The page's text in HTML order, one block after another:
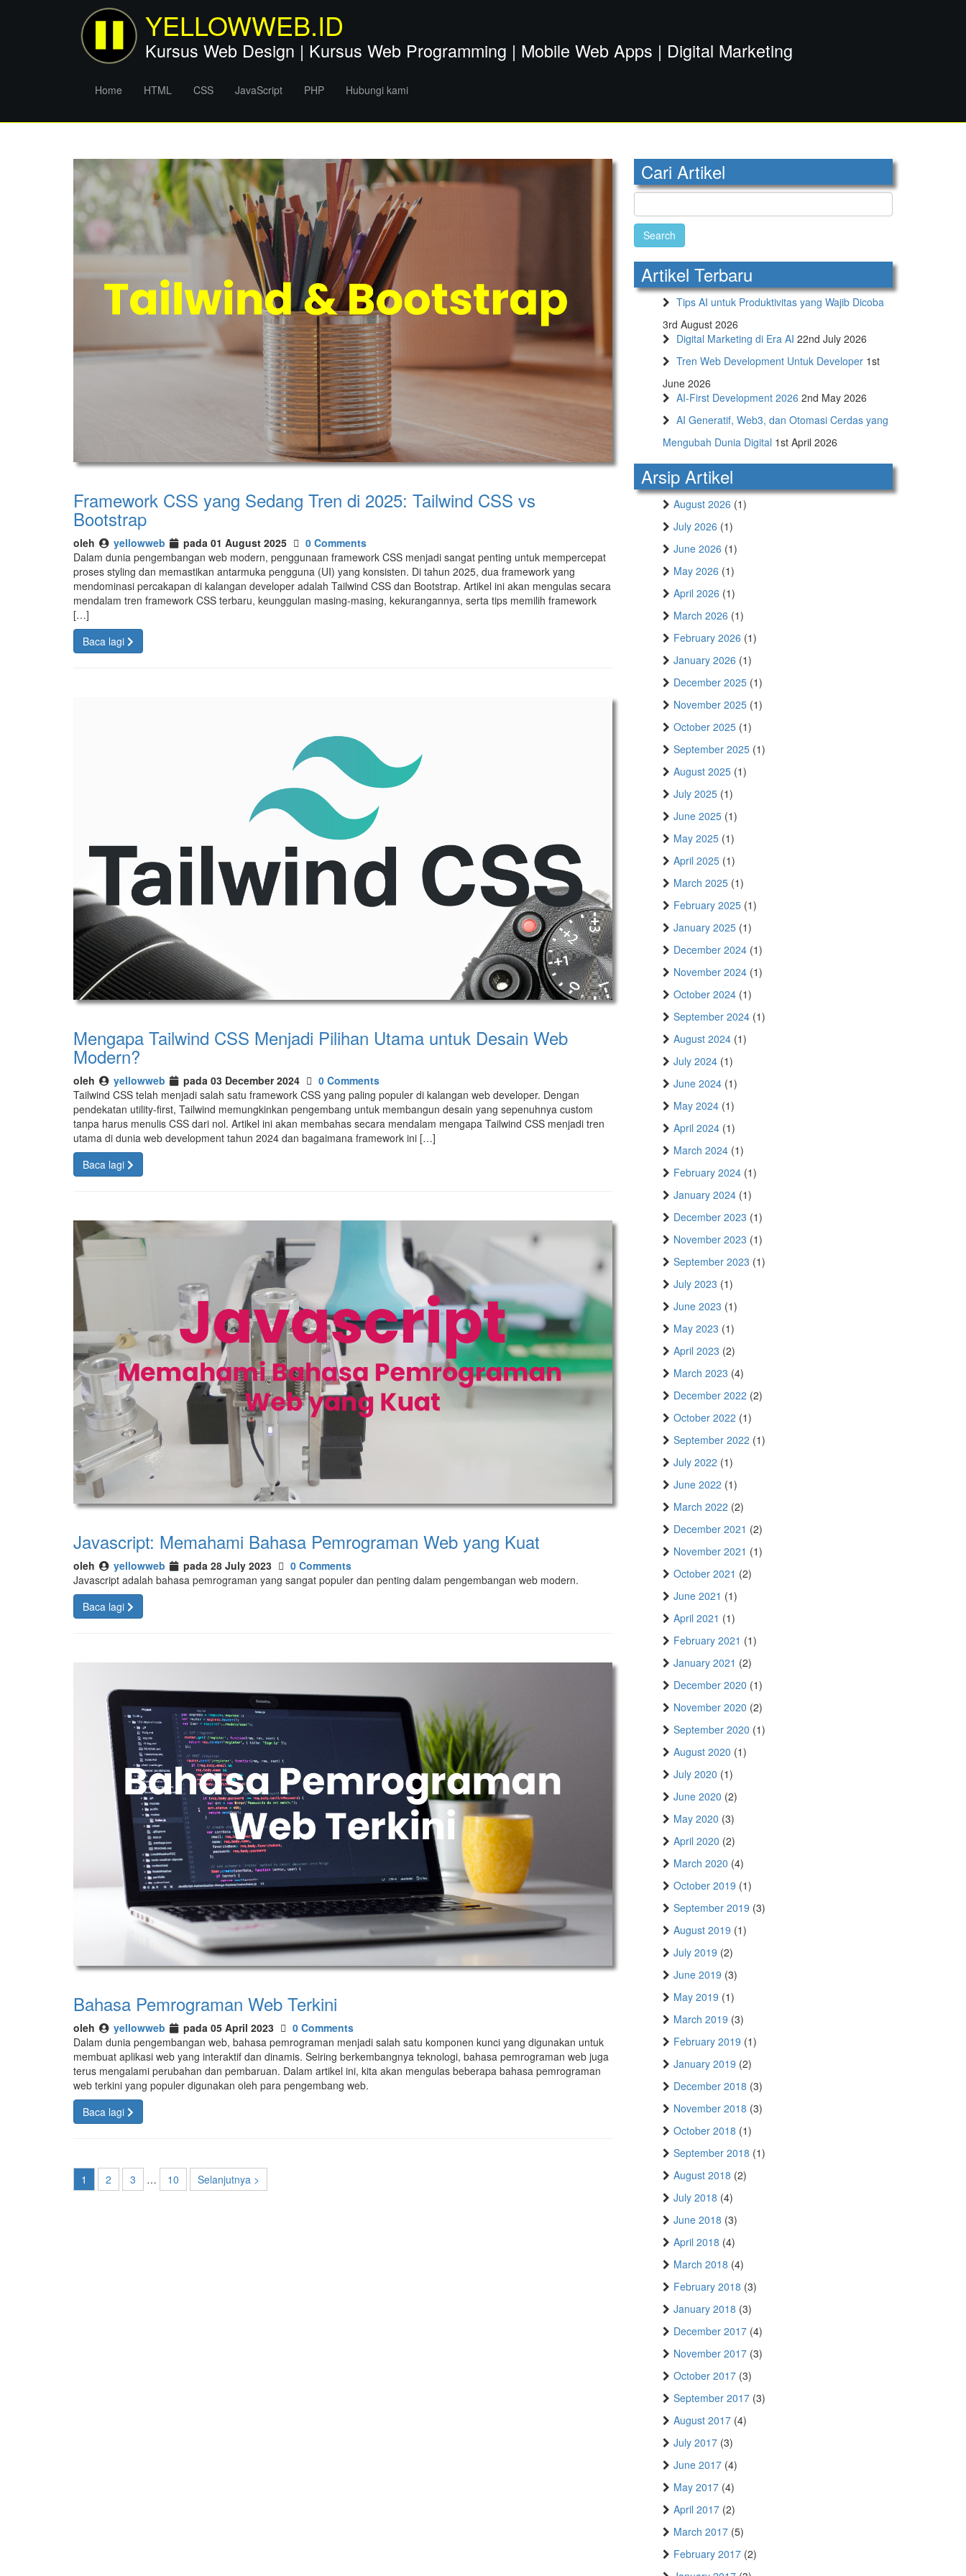
YELLOWWEB.ID
Kursus Web Design | Kursus Web Programming | Mobile Web Apps | Digital Marketing
Home HTML CSS JavaScript PHP Hubungi kami
Framework CSS yang Sedang Tren di 2025: Tailwind CSS vs
Bootstrap
oleh yellowweb pada 01 August 2025
0 Comments
Dalam dunia pengembangan web modern, penggunaan framework CSS menjadi sangat penting untuk mempercepat
proses styling dan memastikan antarmuka pengguna (UI) yang konsisten. Di tahun 2025, dua framework yang
mendominasi percakapan di kalangan developer adalah Tailwind CSS dan Bootstrap. Artikel ini akan mengulas secara
mendalam tren framework CSS terbaru, keunggulan masing-masing, kekurangannya, serta tips memilih framework
[…]
Baca lagi
Mengapa Tailwind CSS Menjadi Pilihan Utama untuk Desain Web
Modern?
oleh yellowweb pada 03 December 2024
0 Comments
Tailwind CSS telah menjadi salah satu framework CSS yang paling populer di kalangan web developer. Dengan
pendekatan utility-first, Tailwind memungkinkan pengembang untuk membangun desain yang sepenuhnya custom
tanpa harus menulis CSS dari nol. Artikel ini akan membahas secara mendalam mengapa Tailwind CSS menjadi tren
utama di dunia web development tahun 2024 dan bagaimana framework ini […]
Baca lagi
Javascript: Memahami Bahasa Pemrograman Web yang Kuat
oleh yellowweb pada 28 July 2023
0 Comments
Javascript adalah bahasa pemrograman yang sangat populer dan penting dalam pengembangan web modern.
Baca lagi
Bahasa Pemrograman Web Terkini
oleh yellowweb pada 05 April 2023
0 Comments
Dalam dunia pengembangan web, bahasa pemrograman menjadi salah satu komponen kunci yang digunakan untuk
membuat aplikasi web yang interaktif dan dinamis. Seiring berkembangnya teknologi, bahasa pemrograman web juga
terus mengalami perubahan dan pembaruan. Dalam artikel ini, kita akan mengulas beberapa bahasa pemrograman
web terkini yang populer digunakan oleh para pengembang web.
Baca lagi
1 2 3 … 10 Selanjutnya >
Cari Artikel
Search
for:
Artikel Terbaru
Tips AI untuk Produktivitas yang Wajib Dicoba
3rd August 2026
Digital Marketing di Era AI 22nd July 2026
Tren Web Development Untuk Developer 1st
June 2026
AI-First Development 2026 2nd May 2026
AI Generatif, Web3, dan Otomasi Cerdas yang
Mengubah Dunia Digital 1st April 2026
Arsip Artikel
August 2026 (1)
July 2026 (1)
June 2026 (1)
May 2026 (1)
April 2026 (1)
March 2026 (1)
February 2026 (1)
January 2026 (1)
December 2025 (1)
November 2025 (1)
October 2025 (1)
September 2025 (1)
August 2025 (1)
July 2025 (1)
June 2025 (1)
May 2025 (1)
April 2025 (1)
March 2025 (1)
February 2025 (1)
January 2025 (1)
December 2024 (1)
November 2024 (1)
October 2024 (1)
September 2024 (1)
August 2024 (1)
July 2024 (1)
June 2024 (1)
May 2024 (1)
April 2024 (1)
March 2024 (1)
February 2024 (1)
January 2024 (1)
December 2023 (1)
November 2023 (1)
September 2023 (1)
July 2023 (1)
June 2023 (1)
May 2023 (1)
April 2023 (2)
March 2023 (4)
December 2022 (2)
October 2022 (1)
September 2022 (1)
July 2022 (1)
June 2022 (1)
March 2022 (2)
December 2021 (2)
November 2021 (1)
October 2021 (2)
June 2021 (1)
April 2021 (1)
February 2021 (1)
January 2021 (2)
December 2020 (1)
November 2020 (2)
September 2020 (1)
August 2020 (1)
July 2020 (1)
June 2020 (2)
May 2020 (3)
April 2020 (2)
March 2020 (4)
October 2019 (1)
September 2019 (3)
August 2019 (1)
July 2019 (2)
June 2019 (3)
May 2019 (1)
March 2019 (3)
February 2019 (1)
January 2019 (2)
December 2018 (3)
November 2018 (3)
October 2018 (1)
September 2018 (1)
August 2018 (2)
July 2018 (4)
June 2018 (3)
April 2018 (4)
March 2018 (4)
February 2018 (3)
January 2018 (3)
December 2017 (4)
November 2017 (3)
October 2017 (3)
September 2017 (3)
August 2017 (4)
July 2017 (3)
June 2017 (4)
May 2017 (4)
April 2017 (2)
March 2017 (5)
February 2017 (2)